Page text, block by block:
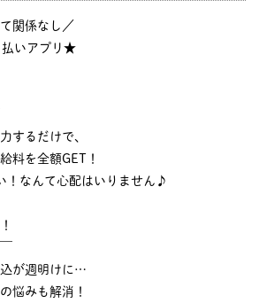
関係なし／
いアプリ★
するだけで、
料を全額GET！
！なんて心配はいりません♪
が週明けに…
悩みも解消！